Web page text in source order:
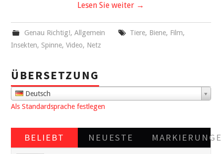
Lesen Sie weiter →
Genau Richtig!, Allgemein Tiere, Biene, Film,
Insekten, Spinne,Video, Netz
ÜBERSETZUNG
Deutsch
Als Standardsprache festlegen
BELIEBT NEUESTE